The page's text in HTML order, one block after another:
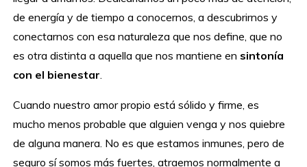
de energía y de tiempo a conocernos, a descubrirnos y
conectarnos con esa naturaleza que nos define, que no
es otra distinta a aquella que nos mantiene en sintonía
con el bienestar.
Cuando nuestro amor propio está sólido y firme, es
mucho menos probable que alguien venga y nos quiebre
de alguna manera. No es que estamos inmunes, pero de
seguro sí somos más fuertes, atraemos normalmente a